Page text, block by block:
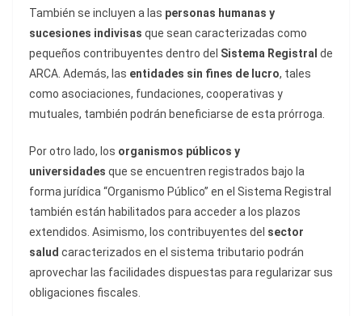
También se incluyen a las personas humanas y
sucesiones indivisas que sean caracterizadas como
pequeños contribuyentes dentro del Sistema Registral de
ARCA. Además, las entidades sin fines de lucro, tales
como asociaciones, fundaciones, cooperativas y
mutuales, también podrán beneficiarse de esta prórroga.
Por otro lado, los organismos públicos y
universidades que se encuentren registrados bajo la
forma jurídica “Organismo Público” en el Sistema Registral
también están habilitados para acceder a los plazos
extendidos. Asimismo, los contribuyentes del sector
salud caracterizados en el sistema tributario podrán
aprovechar las facilidades dispuestas para regularizar sus
obligaciones fiscales.